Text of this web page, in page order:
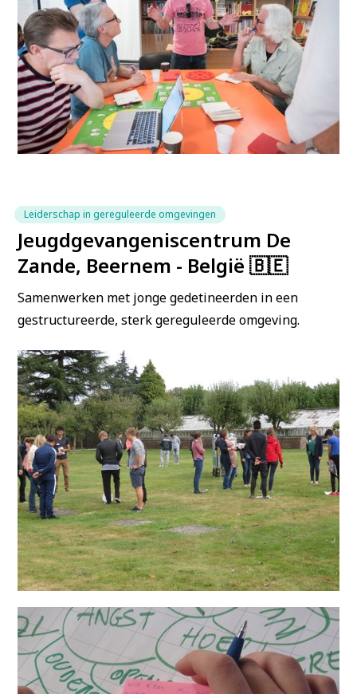
Leiderschap in gereguleerde omgevingen
Jeugdgevangeniscentrum De
Zande, Beernem - België 🇧🇪
Samenwerken met jonge gedetineerden in een
gestructureerde, sterk gereguleerde omgeving.